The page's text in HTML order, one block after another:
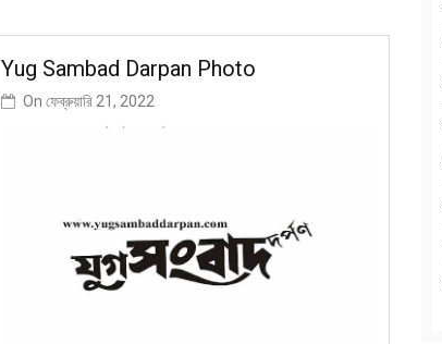
Yug Sambad Darpan Photo
Onফেব্রুয়ারি 21, 2022